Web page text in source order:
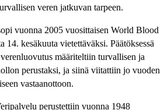
veren jatkuvan tarpeen.
vuonna 2005 vuosittaisen World Blood
14. kesäkuuta vietettäväksi. Päätöksessä
määriteltiin turvallisen ja
perustaksi, ja siinä viitattiin jo vuoden
vastaanottoon.
perustettiin vuonna 1948